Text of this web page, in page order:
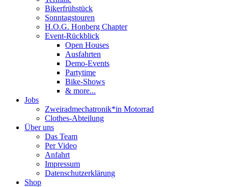
Bikerfrühstück
Sonntagstouren
H.O.G. Honberg Chapter
Event-Rückblick
Open Houses
Ausfahrten
Demo-Events
Partytime
Bike-Shows
& more...
Jobs
Zweiradmechatronik*in Motorrad
Clothes-Abteilung
Über uns
Das Team
Per Video
Anfahrt
Impressum
Datenschutzerklärung
Shop